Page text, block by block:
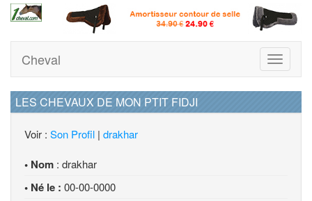
Toggle
Cheval
LES CHEVAUX DE MON PTIT FIDJI
Voir : Son Profil | drakhar
• Nom : drakhar
• Né le : 00-00-0000